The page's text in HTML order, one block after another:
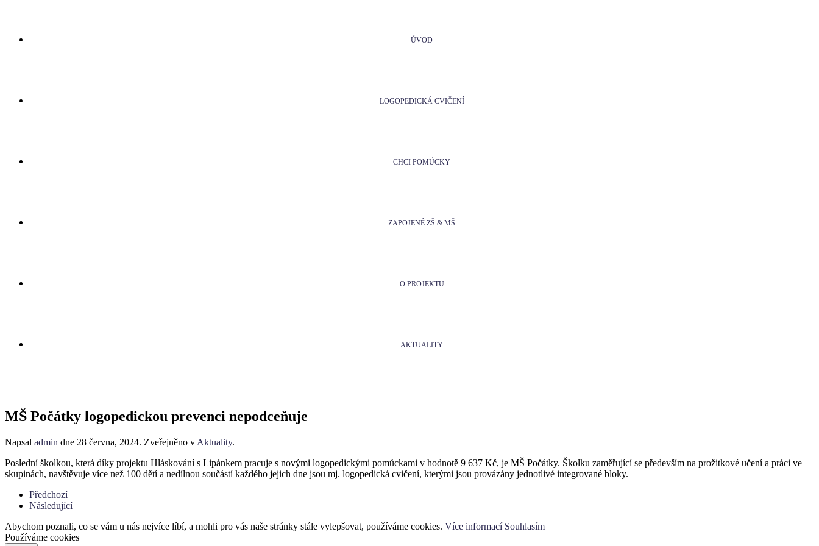
ÚVOD
LOGOPEDICKÁ CVIČENÍ
CHCI POMŮCKY
ZAPOJENÉ ZŠ & MŠ
O PROJEKTU
AKTUALITY
MŠ Počátky logopedickou prevenci nepodceňuje
Napsal admin dne 28 června, 2024. Zveřejněno v Aktuality.
Poslední školkou, která díky projektu Hláskování s Lipánkem pracuje s novými logopedickými pomůckami v hodnotě 9 637 Kč, je MŠ Počátky. Školku zaměřující se především na prožitkové učení a práci ve
skupinách, navštěvuje více než 100 dětí a nedílnou součástí každého jejich dne jsou mj. logopedická cvičení, kterými jsou provázány jednotlivé integrované bloky.
Předchozí
Následující
Abychom poznali, co se vám u nás nejvíce líbí, a mohli pro vás naše stránky stále vylepšovat, používáme cookies. Více informací Souhlasím
Používáme cookies